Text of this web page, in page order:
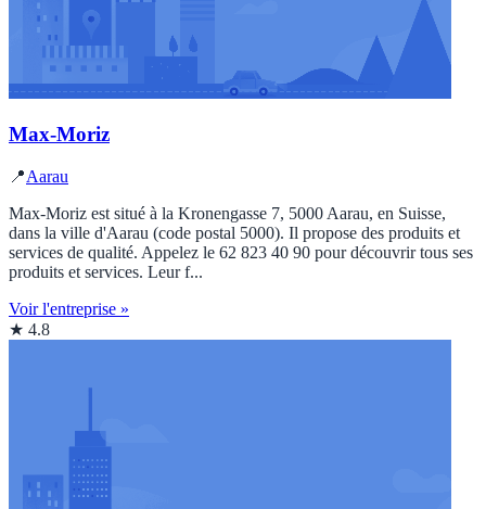
Max-Moriz
📍Aarau
Max-Moriz est situé à la Kronengasse 7, 5000 Aarau, en Suisse,
dans la ville d'Aarau (code postal 5000). Il propose des produits et
services de qualité. Appelez le 62 823 40 90 pour découvrir tous ses
produits et services. Leur f...
Voir l'entreprise »
★ 4.8